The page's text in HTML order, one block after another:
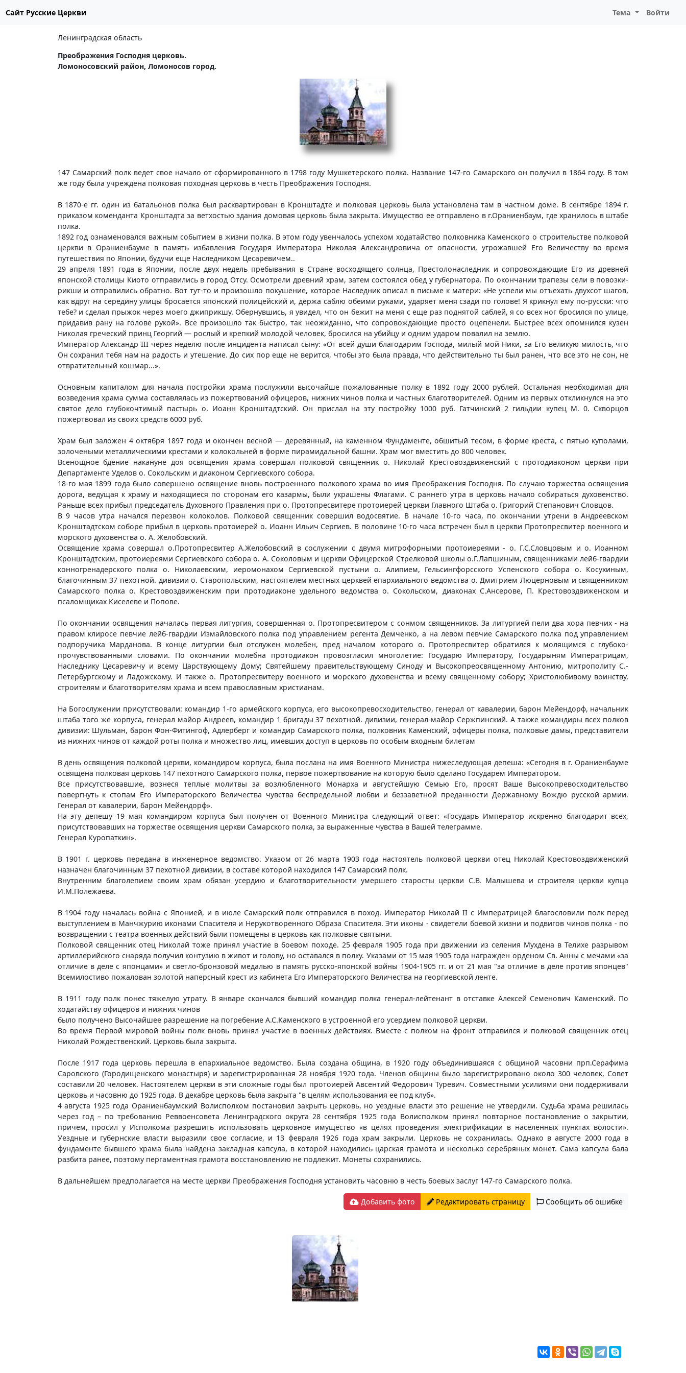
Сайт Русские Церкви Тема Войти
Ленинградская область
Преображения Господня церковь.
Ломоносовский район, Ломоносов город.
147 Самарский полк ведет свое начало от сформированного в 1798 году Мушкетерского полка. Название 147-го Самарского он получил в 1864 году. В том
же году была учреждена полковая походная церковь в честь Преображения Господня.
В 1870-е гг. один из батальонов полка был расквартирован в Кронштадте и полковая церковь была установлена там в частном доме. В сентябре 1894 г.
приказом коменданта Кронштадта за ветхостью здания домовая церковь была закрыта. Имущество ее отправлено в г.Ораниенбаум, где хранилось в штабе
полка.
1892 год ознаменовался важным событием в жизни полка. В этом году увенчалось успехом ходатайство полковника Каменского о строительстве полковой
церкви в Ораниенбауме в память избавления Государя Императора Николая Александровича от опасности, угрожавшей Его Величеству во время
путешествия по Японии, будучи еще Наследником Цесаревичем..
29 апреля 1891 года в Японии, после двух недель пребывания в Стране восходящего солнца, Престолонаследник и сопровождающие Его из древней
японской столицы Киото отправились в город Отсу. Осмотрели древний храм, затем состоялся обед у губернатора. По окончании трапезы сели в повозки-
рикши и отправились обратно. Вот тут-то и произошло покушение, которое Наследник описал в письме к матери: «Не успели мы отъехать двухсот шагов,
как вдруг на середину улицы бросается японский полицейский и, держа саблю обеими руками, ударяет меня сзади по голове! Я крикнул ему по-русски: что
тебе? и сделал прыжок через моего джиприкшу. Обернувшись, я увидел, что он бежит на меня с еще раз поднятой саблей, я со всех ног бросился по улице,
придавив рану на голове рукой». Все произошло так быстро, так неожиданно, что сопровождающие просто оцепенели. Быстрее всех опомнился кузен
Николая греческий принц Георгий — рослый и крепкий молодой человек, бросился на убийцу и одним ударом повалил на землю.
Император Александр III через неделю после инцидента написал сыну: «От всей души благодарим Господа, милый мой Ники, за Его великую милость, что
Он сохранил тебя нам на радость и утешение. До сих пор еще не верится, чтобы это была правда, что действительно ты был ранен, что все это не сон, не
отвратительный кошмар...».
Основным капиталом для начала постройки храма послужили высочайше пожалованные полку в 1892 году 2000 рублей. Остальная необходимая для
возведения храма сумма составлялась из пожертвований офицеров, нижних чинов полка и частных благотворителей. Одним из первых откликнулся на это
святое дело глубокочтимый пастырь о. Иоанн Кронштадтский. Он прислал на эту постройку 1000 руб. Гатчинский 2 гильдии купец М. 0. Скворцов
пожертвовал из своих средств 6000 руб.
Храм был заложен 4 октября 1897 года и окончен весной — деревянный, на каменном Фундаменте, обшитый тесом, в форме креста, с пятью куполами,
золочеными металлическими крестами и колокольней в форме пирамидальной башни. Храм мог вместить до 800 человек.
Всенощное бдение накануне доя освящения храма совершал полковой священник о. Николай Крестовоздвиженский с протодиаконом церкви при
Департаменте Уделов о. Сокольским и диаконом Сергиевского собора.
18-го мая 1899 года было совершено освящение вновь построенного полкового храма во имя Преображения Господня. По случаю торжества освящения
дорога, ведущая к храму и находящиеся по сторонам его казармы, были украшены Флагами. С раннего утра в церковь начало собираться духовенство.
Раньше всех прибыл председатель Духовного Правления при о. Протопресвитере протоиерей церкви Главного Штаба о. Григорий Степанович Словцов.
В 9 часов утра начался перезвон колоколов. Полковой священник совершил водосвятие. В начале 10-го часа, по окончании утрени в Андреевском
Кронштадтском соборе прибыл в церковь протоиерей о. Иоанн Ильич Сергиев. В половине 10-го часа встречен был в церкви Протопресвитер военного и
морского духовенства о. А. Желобовский.
Освящение храма совершал о.Протопресвитер А.Желобовский в сослужении с двумя митрофорными протоиереями - о. Г.С.Словцовым и о. Иоанном
Кронштадтским, протоиереями Сергиевского собора о. А. Соколовым и церкви Офицерской Стрелковой школы о.Г.Лапшиным, священниками лейб-гвардии
конногренадерского полка о. Николаевским, иеромонахом Сергиевской пустыни о. Алипием, Гельсингфорсского Успенского собора о. Косухиным,
благочинным 37 пехотной. дивизии о. Старопольским, настоятелем местных церквей епархиального ведомства о. Дмитрием Люцерновым и священником
Самарского полка о. Крестовоздвиженским при протодиаконе удельного ведомства о. Сокольском, диаконах С.Ансерове, П. Крестовоздвиженском и
псаломщиках Киселеве и Попове.
По окончании освящения началась первая литургия, совершенная о. Протопресвитером с сонмом священников. За литургией пели два хора певчих - на
правом клиросе певчие лейб-гвардии Измайловского полка под управлением регента Демченко, а на левом певчие Самарского полка под управлением
подпоручика Марданова. В конце литургии был отслужен молебен, пред началом которого о. Протопресвитер обратился к молящимся с глубоко-
прочувствованными словами. По окончании молебна протодиакон провозгласил многолетие: Государю Императору, Государыням Императрицам,
Наследнику Цесаревичу и всему Царствующему Дому; Святейшему правительствующему Синоду и Высокопреосвященному Антонию, митрополиту С.-
Петербургскому и Ладожскому. И также о. Протопресвитеру военного и морского духовенства и всему священному собору; Христолюбивому воинству,
строителям и благотворителям храма и всем православным христианам.
На Богослужении присутствовали: командир 1-го армейского корпуса, его высокопревосходительство, генерал от кавалерии, барон Мейендорф, начальник
штаба того же корпуса, генерал майор Андреев, командир 1 бригады 37 пехотной. дивизии, генерал-майор Сержпинский. А также командиры всех полков
дивизии: Шульман, барон Фон-Фитингоф, Адлерберг и командир Самарского полка, полковник Каменский, офицеры полка, полковые дамы, представители
из нижних чинов от каждой роты полка и множество лиц, имевших доступ в церковь по особым входным билетам
В день освящения полковой церкви, командиром корпуса, была послана на имя Военного Министра нижеследующая депеша: «Сегодня в г. Ораниенбауме
освящена полковая церковь 147 пехотного Самарского полка, первое пожертвование на которую было сделано Государем Императором.
Все присутствовавшие, вознеся теплые молитвы за возлюбленного Монарха и августейшую Семью Его, просят Ваше Высокопревосходительство
повергнуть к стопам Его Императорского Величества чувства беспредельной любви и беззаветной преданности Державному Вождю русской армии.
Генерал от кавалерии, барон Мейендорф».
На эту депешу 19 мая командиром корпуса был получен от Военного Министра следующий ответ: «Государь Император искренно благодарит всех,
присутствовавших на торжестве освящения церкви Самарского полка, за выраженные чувства в Вашей телеграмме.
Генерал Куропаткин».
В 1901 г. церковь передана в инженерное ведомство. Указом от 26 марта 1903 года настоятель полковой церкви отец Николай Крестовоздвиженский
назначен благочинным 37 пехотной дивизии, в составе которой находился 147 Самарский полк.
Внутренним благолепием своим храм обязан усердию и благотворительности умершего старосты церкви С.В. Малышева и строителя церкви купца
И.М.Полежаева.
В 1904 году началась война с Японией, и в июле Самарский полк отправился в поход. Император Николай II с Императрицей благословили полк перед
выступлением в Манчжурию иконами Спасителя и Нерукотворенного Образа Спасителя. Эти иконы - свидетели боевой жизни и подвигов чинов полка - по
возвращении с театра военных действий были помещены в церковь как полковые святыни.
Полковой священник отец Николай тоже принял участие в боевом походе. 25 февраля 1905 года при движении из селения Мухдена в Телихе разрывом
артиллерийского снаряда получил контузию в живот и голову, но оставался в полку. Указами от 15 мая 1905 года награжден орденом Св. Анны с мечами «за
отличие в деле с японцами» и светло-бронзовой медалью в память русско-японской войны 1904-1905 гг. и от 21 мая "за отличие в деле против японцев"
Всемилостиво пожалован золотой наперсный крест из кабинета Его Императорского Величества на георгиевской ленте.
В 1911 году полк понес тяжелую утрату. В январе скончался бывший командир полка генерал-лейтенант в отставке Алексей Семенович Каменский. По
ходатайству офицеров и нижних чинов
было получено Высочайшее разрешение на погребение А.С.Каменского в устроенной его усердием полковой церкви.
Во время Первой мировой войны полк вновь принял участие в военных действиях. Вместе с полком на фронт отправился и полковой священник отец
Николай Рождественский. Церковь была закрыта.
После 1917 года церковь перешла в епархиальное ведомство. Была создана община, в 1920 году объединившаяся с общиной часовни прп.Серафима
Саровского (Городищенского монастыря) и зарегистрированная 28 ноября 1920 года. Членов общины было зарегистрировано около 300 человек, Совет
составили 20 человек. Настоятелем церкви в эти сложные годы был протоиерей Авсентий Федорович Туревич. Совместными усилиями они поддерживали
церковь и часовню до 1925 года. В декабре церковь была закрыта "в целям использования ее под клуб».
4 августа 1925 года Ораниенбаумский Волисполком постановил закрыть церковь, но уездные власти это решение не утвердили. Судьба храма решилась
через год – по требованию Реввоенсовета Ленинградского округа 28 сентября 1925 года Волисполком принял повторное постановление о закрытии,
причем, просил у Исполкома разрешить использовать церковное имущество «в целях проведения электрификации в населенных пунктах волости».
Уездные и губернские власти выразили свое согласие, и 13 февраля 1926 года храм закрыли. Церковь не сохранилась. Однако в августе 2000 года в
фундаменте бывшего храма была найдена закладная капсула, в которой находились царская грамота и несколько серебряных монет. Сама капсула бала
разбита ранее, поэтому пергаментная грамота восстановлению не подлежит. Монеты сохранились.
В дальнейшем предполагается на месте церкви Преображения Господня установить часовню в честь боевых заслуг 147-го Самарского полка.
Добавить фото Редактировать страницу Сообщить об ошибке